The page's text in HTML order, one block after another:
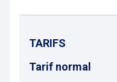
TARIFS
Tarif normal